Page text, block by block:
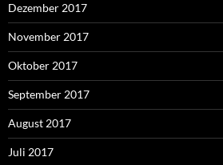
Dezember 2017
November 2017
Oktober 2017
September 2017
August 2017
Juli 2017